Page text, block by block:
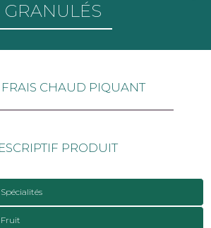
GRANULÉS
CHAUD PIQUANT
PRODUIT
Spécialités
Fruit